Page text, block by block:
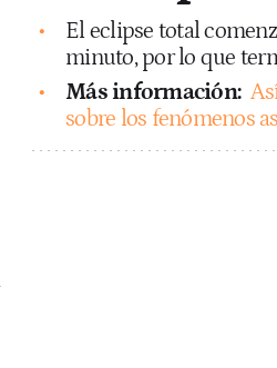
El eclipse total
minuto, por lo que
Más información:
sobre los fenómenos